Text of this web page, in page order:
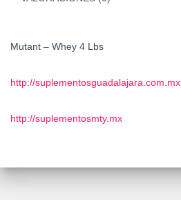
Mutant – Whey 4 Lbs
http://suplementosguadalajara.com.mx
http://suplementosmty.mx